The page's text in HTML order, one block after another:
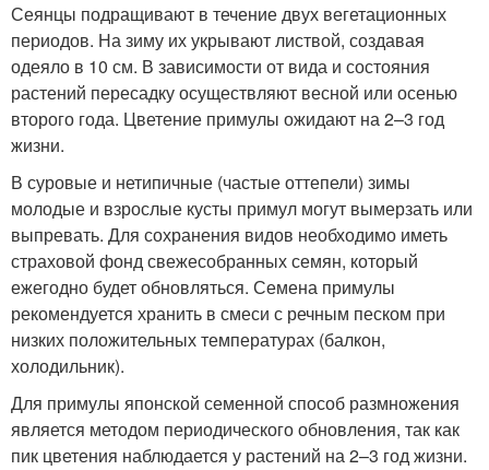
Сеянцы подращивают в течение двух вегетационных
периодов. На зиму их укрывают листвой, создавая
одеяло в 10 см. В зависимости от вида и состояния
растений пересадку осуществляют весной или осенью
второго года. Цветение примулы ожидают на 2–3 год
жизни.
В суровые и нетипичные (частые оттепели) зимы
молодые и взрослые кусты примул могут вымерзать или
выпревать. Для сохранения видов необходимо иметь
страховой фонд свежесобранных семян, который
ежегодно будет обновляться. Семена примулы
рекомендуется хранить в смеси с речным песком при
низких положительных температурах (балкон,
холодильник).
Для примулы японской семенной способ размножения
является методом периодического обновления, так как
пик цветения наблюдается у растений на 2–3 год жизни.